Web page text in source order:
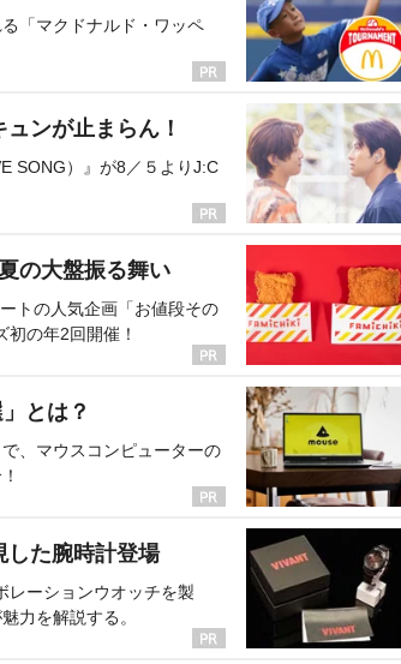
「マクドナルド・ワッペ
ンが止まらん！
SONG）』が8／５よりJ:C
の大盤振る舞い
トの人気企画「お値段その
の年2回開催！
とは？
、マウスコンピューターの
した腕時計登場
レーションウオッチを製
力を解説する。